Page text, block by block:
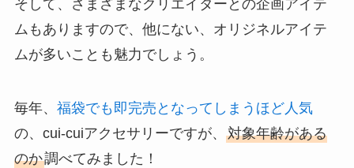
そして、さまざまなクリエイターとの企画アイテ
ムもありますので、他にない、オリジネルアイテ
ムが多いことも魅力でしょう。
毎年、 福袋でも即完売となってしまうほど人気
の、cui-cuiアクセサリーですが、 対象年齢がある
のか調べてみました！